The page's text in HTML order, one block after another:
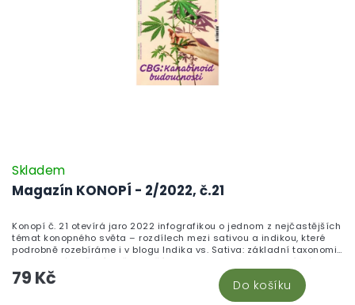
Magazín KONOPÍ - 2/2022, č.21
Skladem
79 Kč Do košíku
Konopí č. 21 otevírá jaro 2022 infografikou o jednom z nejčastějších
témat konopného světa – rozdílech mezi sativou a indikou, které
podrobně rozebíráme i v blogu Indika vs. Sativa: základní taxonomie
a chemické složení. Hvězdou čísla je CBG – kanabinoid blízké
budoucnosti, jehož léčebný potenciál, receptory a mechanismus
účinku jsou popsány lépe než kdekoli jinde; vše o CBG produktech
najdete v naší kategorii CBG – kanabigerol. Pěstitelé ocení přehled